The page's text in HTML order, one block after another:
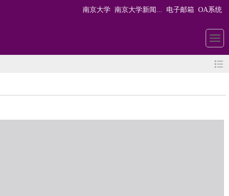
南京大学 南京大学新闻... 电子邮箱 OA系统